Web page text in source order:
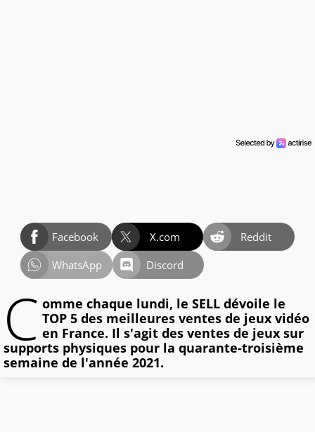
Facebook X.com
Reddit
WhatsApp
Discord
C omme chaque lundi, le SELL dévoile le
TOP 5 des meilleures ventes de jeux vidéo
en France. Il s'agit des ventes de jeux sur
supports physiques pour la quarante-troisième
semaine de l'année 2021.